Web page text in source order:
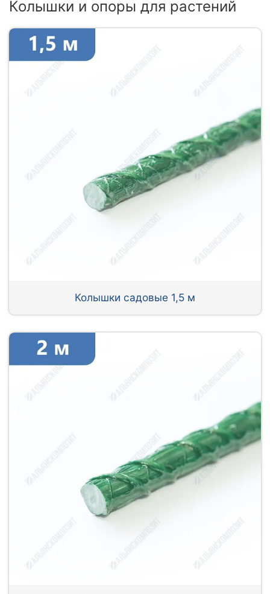
Колышки и опоры для растений
Колышки садовые 1,5 м